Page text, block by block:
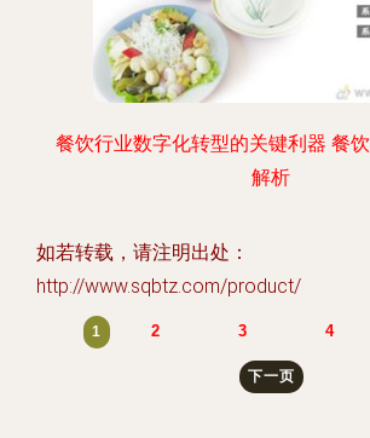
餐饮行业数字化转型的关键利器 餐
解析
如若转载，请注明出处：
http://www.sqbtz.com/product/
1 2 3 4
下一页